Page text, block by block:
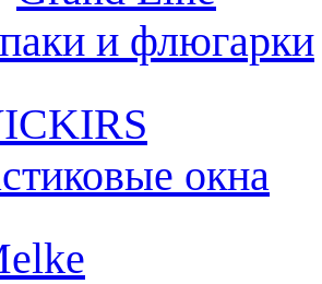
и флюгарки
окна